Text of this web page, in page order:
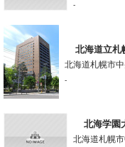
-
北海道立札
北海道札幌市
-
北海学園
北海道札幌